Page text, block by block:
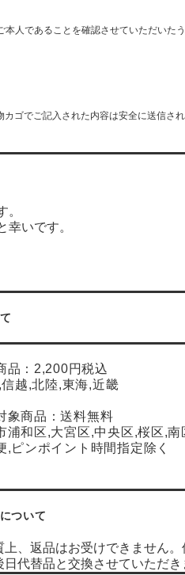
人であることを確認させていただいた
ゴでご記入された内容は安全に送信され
。
いです。
商品：2,200円税込
越,北陸,東海,近畿
象商品：送料無料
浦和区,大宮区,中央区,桜区,南
ピンポイント時間指定除く
ついて
上、返品はお受けできません
日代替品と交換させていた